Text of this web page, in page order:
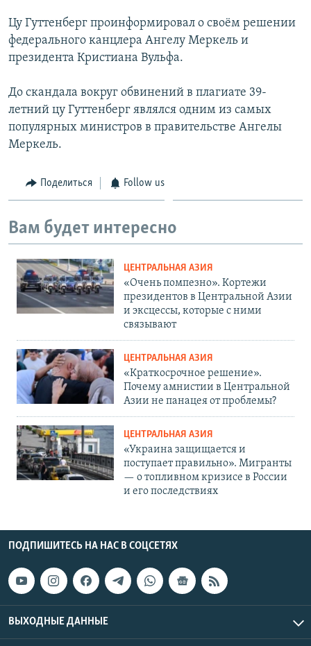
Цу Гуттенберг проинформировал о своём решении
федерального канцлера Ангелу Меркель и
президента Кристиана Вульфа.
До скандала вокруг обвинений в плагиате 39-
летний цу Гуттенберг являлся одним из самых
популярных министров в правительстве Ангелы
Меркель.
Поделиться Follow us
Вам будет интересно
ЦЕНТРАЛЬНАЯ АЗИЯ
«Очень помпезно». Кортежи
президентов в Центральной Азии
и эксцессы, которые с ними
связывают
ЦЕНТРАЛЬНАЯ АЗИЯ
«Краткосрочное решение».
Почему амнистии в Центральной
Азии не панацея от проблемы?
ЦЕНТРАЛЬНАЯ АЗИЯ
«Украина защищается и
поступает правильно». Мигранты
— о топливном кризисе в России
и его последствиях
ПОДПИШИТЕСЬ НА НАС В СОЦСЕТЯХ
ВЫХОДНЫЕ ДАННЫЕ